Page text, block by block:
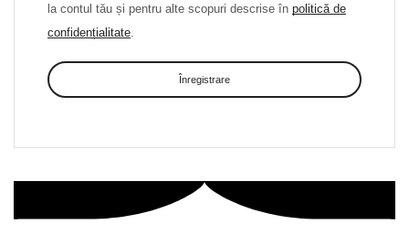
la contul tău și pentru alte scopuri descrise în politică de
confidențialitate.
Înregistrare